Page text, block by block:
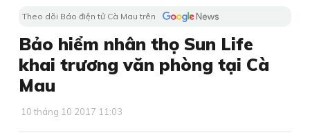
Theo dõi Báo điện tử Cà Mau trên
Bảo hiểm nhân thọ Sun Life
khai trương văn phòng tại Cà
Mau
10 tháng 10 2017 11:03